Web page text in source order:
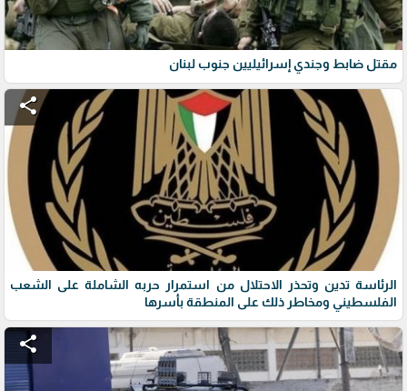
مقتل ضابط وجندي إسرائيليين جنوب لبنان
share
الرئاسة تدين وتحذر الاحتلال من استمرار حربه الشاملة على الشعب
الفلسطيني ومخاطر ذلك على المنطقة بأسرها
share